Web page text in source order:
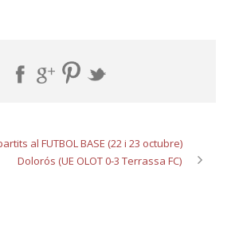
al FUTBOL BASE (22 i 23 octubre)
Dolorós (UE OLOT 0-3 Terrassa FC)